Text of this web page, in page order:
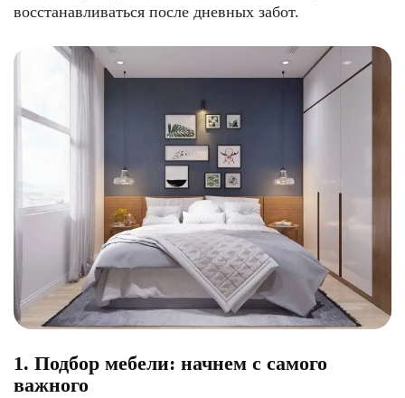
восстанавливаться после дневных забот.
1. Подбор мебели: начнем с самого
важного